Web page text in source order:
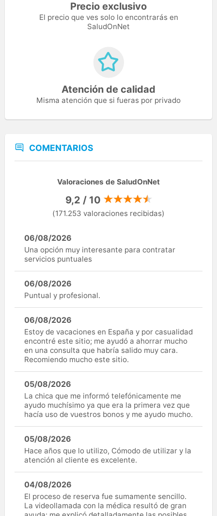
Precio exclusivo
El precio que ves solo lo encontrarás en
SaludOnNet
Atención de calidad
Misma atención que si fueras por privado
COMENTARIOS
Valoraciones de SaludOnNet
9,2 / 10
(171.253 valoraciones recibidas)
06/08/2026
Una opción muy interesante para contratar
servicios puntuales
06/08/2026
Puntual y profesional.
06/08/2026
Estoy de vacaciones en España y por casualidad
encontré este sitio; me ayudó a ahorrar mucho
en una consulta que habría salido muy cara.
Recomiendo mucho este sitio.
05/08/2026
La chica que me informó telefónicamente me
ayudo muchísimo ya que era la primera vez que
hacía uso de vuestros bonos y me ayudo mucho.
05/08/2026
Hace años que lo utilizo, Cómodo de utilizar y la
atención al cliente es excelente.
04/08/2026
El proceso de reserva fue sumamente sencillo.
La videollamada con la médica resultó de gran